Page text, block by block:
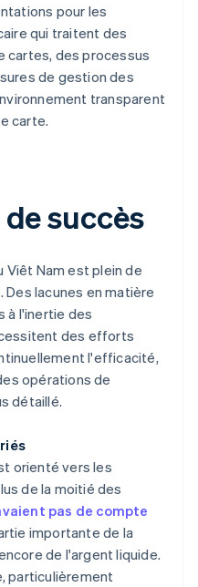
pour les
qui traitent des
cartes, des processus
de gestion des
transparent
carte.
succès
Nam est plein de
lacunes en matière
à l'inertie des
des efforts
l'efficacité,
opérations de
détaillé.
orienté vers les
de la moitié des
pas de compte
importante de la
de l'argent liquide.
particulièrement